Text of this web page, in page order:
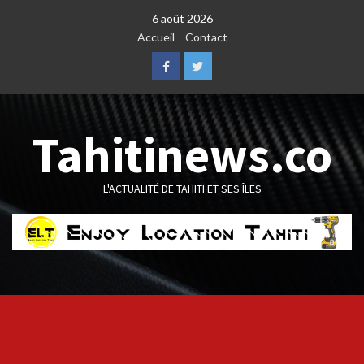
6 août 2026
Accueil
Contact
FacebookTwitter
Tahitinews.co
L'ACTUALITÉ DE TAHITI ET SES ÎLES